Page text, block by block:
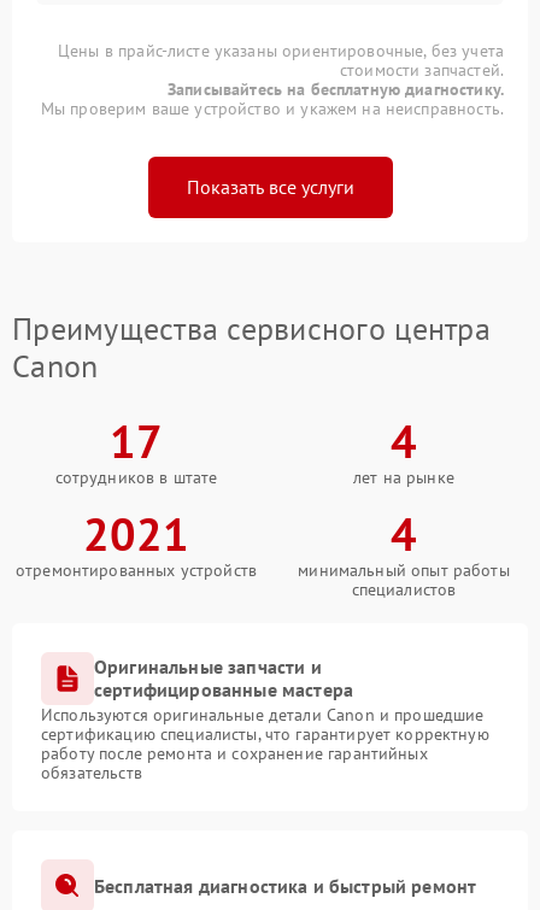
Цены в прайс-листе указаны ориентировочные, без учета
стоимости запчастей.
Записывайтесь на бесплатную диагностику.
Мы проверим ваше устройство и укажем на неисправность.
Показать все услуги
Преимущества сервисного центра
Canon
17
сотрудников в штате
4
лет на рынке
2021
отремонтированных устройств
4
минимальный опыт работы
специалистов
Оригинальные запчасти и
сертифицированные мастера
Используются оригинальные детали Canon и прошедшие
сертификацию специалисты, что гарантирует корректную
работу после ремонта и сохранение гарантийных
обязательств
Бесплатная диагностика и быстрый ремонт